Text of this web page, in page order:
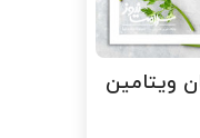
ویتامین